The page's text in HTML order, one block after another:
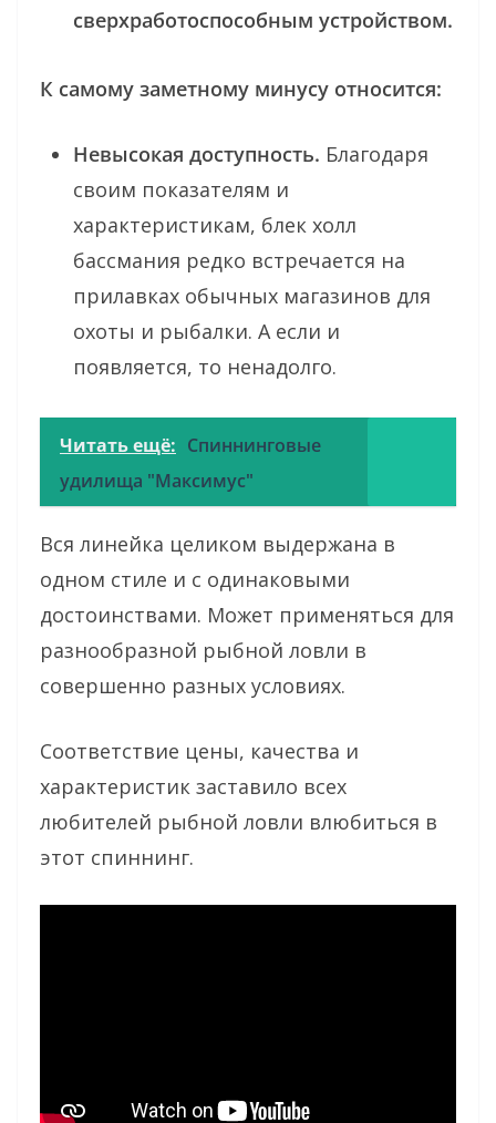
сверхработоспособным устройством.
К самому заметному минусу относится:
Невысокая доступность. Благодаря
своим показателям и
характеристикам, блек холл
бассмания редко встречается на
прилавках обычных магазинов для
охоты и рыбалки. А если и
появляется, то ненадолго.
Читать ещё: Спиннинговые
удилища "Максимус"
Вся линейка целиком выдержана в
одном стиле и с одинаковыми
достоинствами. Может применяться для
разнообразной рыбной ловли в
совершенно разных условиях.
Соответствие цены, качества и
характеристик заставило всех
любителей рыбной ловли влюбиться в
этот спиннинг.